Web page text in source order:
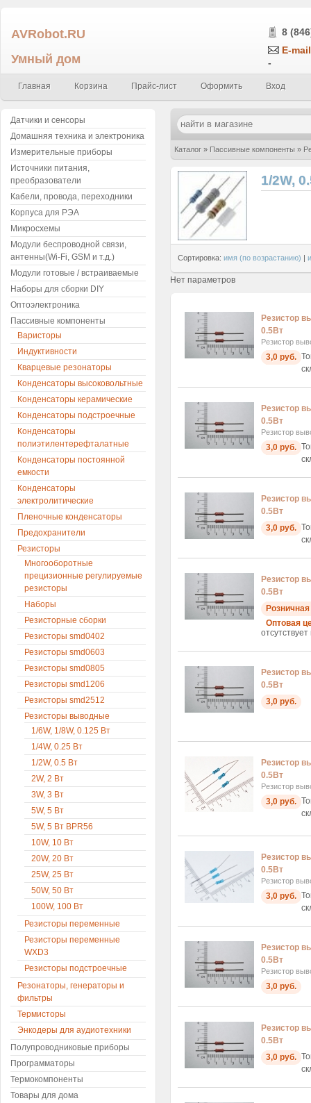
AVRobot.RU
Умный дом
8
E-
-
Главная Корзина Прайс-лист Оформить Вход
Каталог » Пассивные компоненты »
1/2W,
Сортировка: имя (по возрастанию) |
Нет параметров
Резистор
0.5Вт
Резистор
3,0 руб.
Резистор
0.5Вт
Резистор
3,0 руб.
Резистор
0.5Вт
3,0 руб.
Резистор
0.5Вт
Оптовая
Резистор
0.5Вт
3,0 руб.
Резистор
0.5Вт
Резистор
3,0 руб.
Резистор
0.5Вт
Резистор
3,0 руб.
Резистор
0.5Вт
Резистор
3,0 руб.
Резистор
0.5Вт
3,0 руб.
Датчики и сенсоры
Домашняя техника и электроника
Измерительные приборы
Источники питания,
преобразователи
Кабели, провода, переходники
Корпуса для РЭА
Микросхемы
Модули беспроводной связи,
антенны(Wi-Fi, GSM и т.д.)
Модули готовые / встраиваемые
Наборы для сборки DIY
Оптоэлектроника
Пассивные компоненты
Варисторы
Индуктивности
Кварцевые резонаторы
Конденсаторы высоковольтные
Конденсаторы керамические
Конденсаторы подстроечные
Конденсаторы
полиэтилентерефталатные
Конденсаторы постоянной
емкости
Конденсаторы
электролитические
Пленочные конденсаторы
Предохранители
Резисторы
Многооборотные
прецизионные регулируемые
резисторы
Наборы
Резисторные сборки
Резисторы smd0402
Резисторы smd0603
Резисторы smd0805
Резисторы smd1206
Резисторы smd2512
Резисторы выводные
1/6W, 1/8W, 0.125 Вт
1/4W, 0.25 Вт
1/2W, 0.5 Вт
2W, 2 Вт
3W, 3 Вт
5W, 5 Вт
5W, 5 Вт BPR56
10W, 10 Вт
20W, 20 Вт
25W, 25 Вт
50W, 50 Вт
100W, 100 Вт
Резисторы переменные
Резисторы переменные
WXD3
Резисторы подстроечные
Резонаторы, генераторы и
фильтры
Термисторы
Энкодеры для аудиотехники
Полупроводниковые приборы
Программаторы
Термокомпоненты
Товары для дома